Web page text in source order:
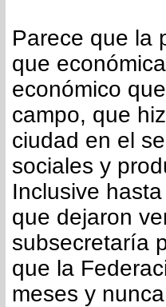
Parece que la
que
económico
campo, que
ciudad en el
sociales y
Inclusive
que dejaron
subsecretaría
que la
meses y